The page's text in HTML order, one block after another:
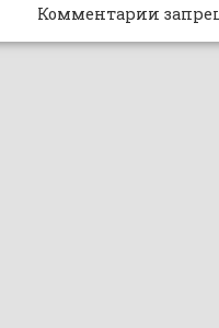
Комментарии